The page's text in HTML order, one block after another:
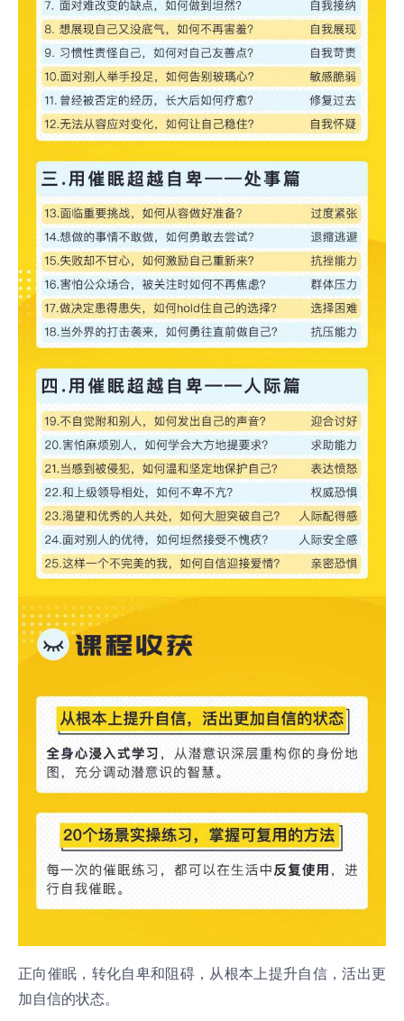
正向催眠，转化自卑和阻碍，从根本上提升自信，活出更
加自信的状态。